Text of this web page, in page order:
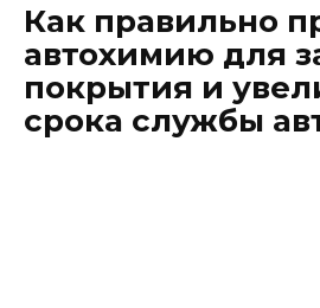
Как правильно
автохимию для
покрытия и
срока службы